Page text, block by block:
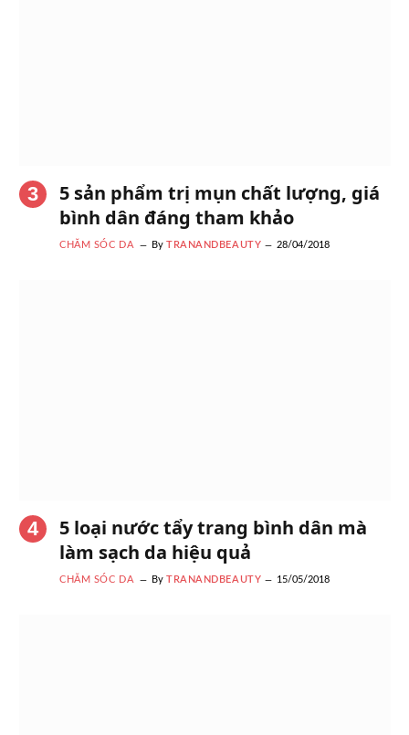
5 sản phẩm trị mụn chất lượng, giá
bình dân đáng tham khảo
CHĂM SÓC DA By TRANANDBEAUTY 28/04/2018
5 loại nước tẩy trang bình dân mà
làm sạch da hiệu quả
CHĂM SÓC DA By TRANANDBEAUTY 15/05/2018